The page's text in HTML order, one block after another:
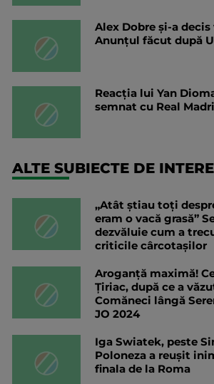
Alex Dobre și-a
Anunțul făcut după
Reacția lui Yan
semnat cu Real
ALTE SUBIECTE DE
„Atât știau toți
eram o vacă grasă”
dezvăluie cum a
criticile cârcotașilor
Aroganță maximă!
Țiriac, după ce a
Comăneci lângă
JO 2024
Iga Swiatek, peste
Poloneza a reușit
finala de la Roma